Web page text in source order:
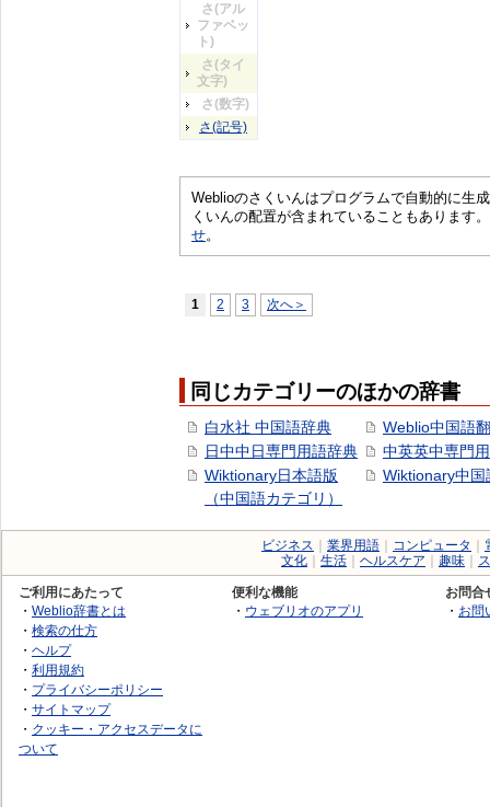
さ(アル
ファベッ
ト)
さ(タイ
文字)
さ(数字)
さ(記号)
Weblioのさくいんはプログラムで自動的に生
くいんの配置が含まれていることもあります
せ。
1 2 3 次へ＞
同じカテゴリーのほかの辞書
白水社 中国語辞典
日中中日専門用語辞典
Wiktionary日本語版
（中国語カテゴリ）
Weblio中国語
中英英中専門
Wiktionary中国
ビジネス 業界用語 コンピュータ
文化
生活 ヘルスケア 趣味
ご利用にあたって
・ Weblio辞書とは
・ 検索の仕方
・ ヘルプ
・ 利用規約
・ プライバシーポリシー
・ サイトマップ
・ クッキー・アクセスデータに
ついて
便利な機能
・ ウェブリオのアプリ
お問合
・ お問